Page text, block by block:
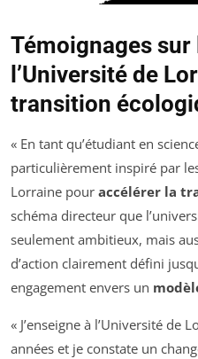
Témoignages sur
l’Université de
transition
« En tant qu’étudiant en
particulièrement inspiré par
Lorraine pour accélérer la
schéma directeur que
seulement ambitieux, mais
d’action clairement défini
engagement envers un
« J’enseigne à l’Université de
années et je constate un